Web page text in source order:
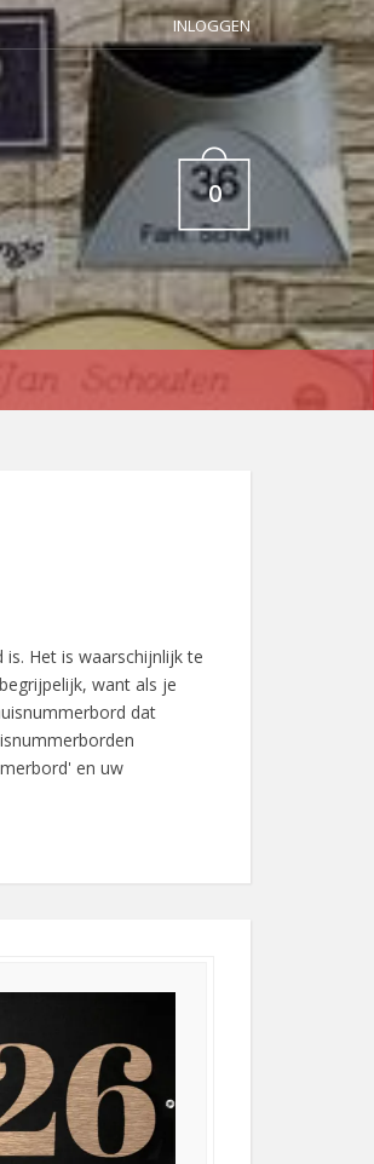
INLOGGEN
0
Het is waarschijnlijk te
want als je
dat
en uw
uit materialen
voorkeur. Bestel nu
kleur is.